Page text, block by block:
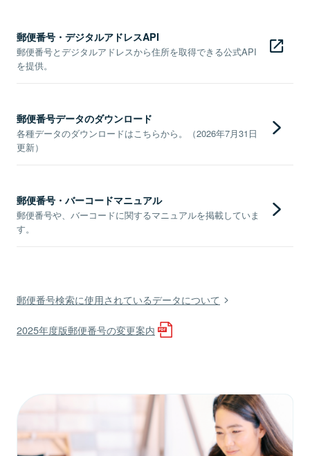
郵便番号・デジタルアドレスAPI
郵便番号とデジタルアドレスから住所を取得できる公式API
を提供。
郵便番号データのダウンロード
各種データのダウンロードはこちらから。（2026年7月31日
更新）
郵便番号・バーコードマニュアル
郵便番号や、バーコードに関するマニュアルを掲載していま
す。
郵便番号検索に使用されているデータについて
2025年度版郵便番号の変更案内